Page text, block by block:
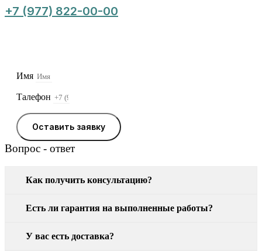
+7 (977) 822-00-00
Имя
Талефон
Оставить заявку
Вопрос - ответ
Как получить консультацию?
Есть ли гарантия на выполненные работы?
У вас есть доставка?